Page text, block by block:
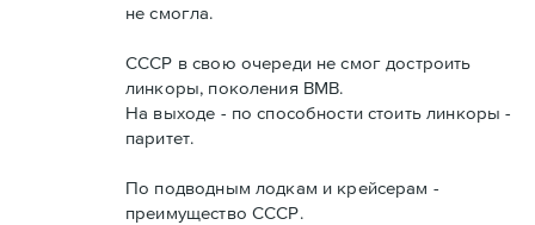
не смогла.
СССР в свою очереди не смог достроить
линкоры, поколения ВМВ.
На выходе - по способности стоить линкоры -
паритет.
По подводным лодкам и крейсерам -
преимущество СССР.